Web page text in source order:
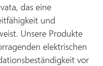
das eine
und
Unsere Produkte
elektrischen
vor